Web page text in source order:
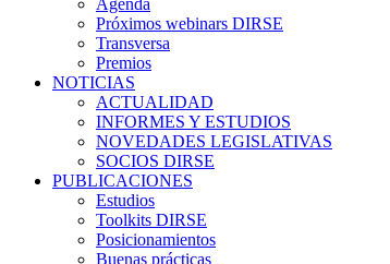
Agenda
Próximos webinars DIRSE
Transversa
Premios
NOTICIAS
ACTUALIDAD
INFORMES Y ESTUDIOS
NOVEDADES LEGISLATIVAS
SOCIOS DIRSE
PUBLICACIONES
Estudios
Toolkits DIRSE
Posicionamientos
Buenas prácticas